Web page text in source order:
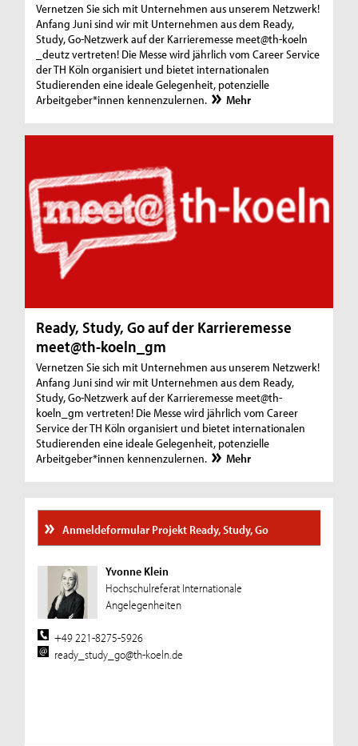
Vernetzen Sie sich mit Unternehmen aus unserem Netzwerk!
Anfang Juni sind wir mit Unternehmen aus dem Ready,
Study, Go-Netzwerk auf der Karrieremesse meet@th-koeln
_deutz vertreten! Die Messe wird jährlich vom Career Service
der TH Köln organisiert und bietet internationalen
Studierenden eine ideale Gelegenheit, potenzielle
Arbeitgeber*innen kennenzulernen.
Mehr
Ready, Study, Go auf der Karrieremesse
meet@th-koeln_gm
Vernetzen Sie sich mit Unternehmen aus unserem Netzwerk!
Anfang Juni sind wir mit Unternehmen aus dem Ready,
Study, Go-Netzwerk auf der Karrieremesse meet@th-
koeln_gm vertreten! Die Messe wird jährlich vom Career
Service der TH Köln organisiert und bietet internationalen
Studierenden eine ideale Gelegenheit, potenzielle
Arbeitgeber*innen kennenzulernen.
Mehr
Anmeldeformular Projekt Ready, Study, Go
Yvonne Klein
Hochschulreferat Internationale
Angelegenheiten
+49 221-8275-5926
ready_study_go@th-koeln.de